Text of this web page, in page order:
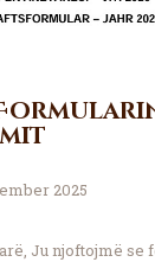
2025
Ju njoftojmë se